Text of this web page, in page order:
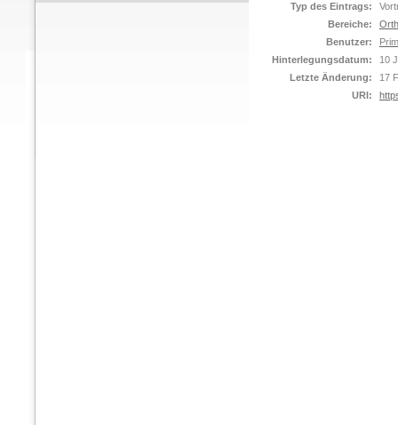
Typ des Eintrags:
Bereiche:
Benutzer:
Hinterlegungsdatum:
10
Letzte Änderung:
17
URI: